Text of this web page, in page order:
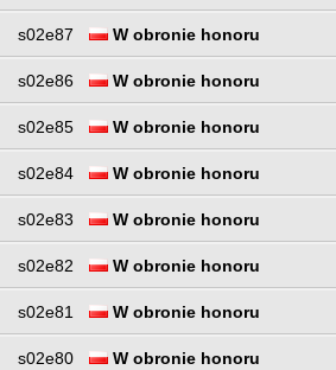
s02e87 W obronie honoru
s02e86 W obronie honoru
s02e85 W obronie honoru
s02e84 W obronie honoru
s02e83 W obronie honoru
s02e82 W obronie honoru
s02e81 W obronie honoru
s02e80 W obronie honoru